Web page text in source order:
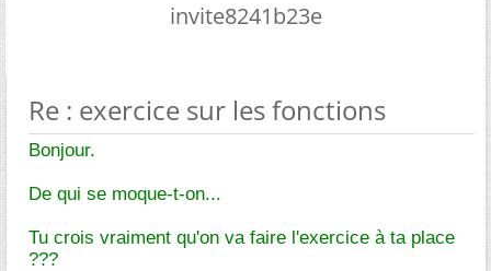
invite8241b23e
Re : exercice sur les fonctions
Bonjour.
De qui se moque-t-on...
Tu crois vraiment qu'on va faire l'exercice à ta place
???